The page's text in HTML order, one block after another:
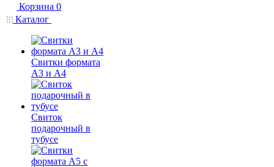
Корзина 0
Каталог
Свитки формата
А3 и А4
Свиток
подарочный в
тубусе